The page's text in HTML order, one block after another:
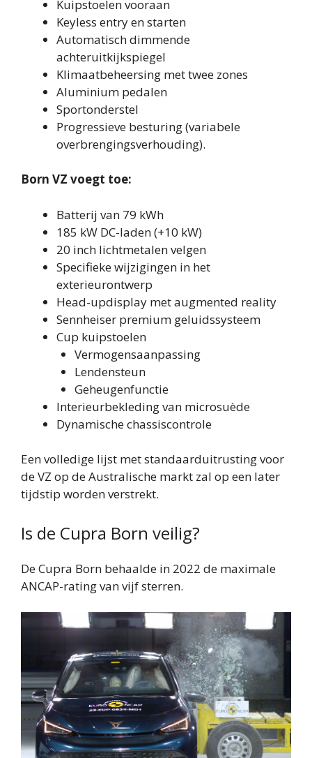
Kuipstoelen vooraan
Keyless entry en starten
Automatisch dimmende
achteruitkijkspiegel
Klimaatbeheersing met twee zones
Aluminium pedalen
Sportonderstel
Progressieve besturing (variabele
overbrengingsverhouding).
Born VZ voegt toe:
Batterij van 79 kWh
185 kW DC-laden (+10 kW)
20 inch lichtmetalen velgen
Specifieke wijzigingen in het
exterieurontwerp
Head-updisplay met augmented reality
Sennheiser premium geluidssysteem
Cup kuipstoelen
Vermogensaanpassing
Lendensteun
Geheugenfunctie
Interieurbekleding van microsuède
Dynamische chassiscontrole
Een volledige lijst met standaarduitrusting voor
de VZ op de Australische markt zal op een later
tijdstip worden verstrekt.
Is de Cupra Born veilig?
De Cupra Born behaalde in 2022 de maximale
ANCAP-rating van vijf sterren.